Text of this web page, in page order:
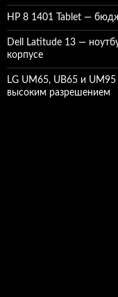
HP 8 1401 Tablet —
Dell Latitude 13 —
корпусе
LG UM65, UB65 и
высоким разрешением